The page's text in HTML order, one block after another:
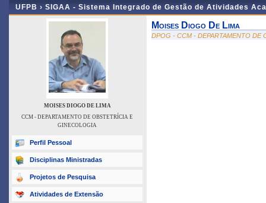
UFPB › SIGAA - Sistema Integrado de Gestão de Atividades
MOISES DIOGO DE LIMA
CCM - DEPARTAMENTO DE OBSTETRÍCIA E
GINECOLOGIA
Perfil Pessoal
Disciplinas Ministradas
Projetos de Pesquisa
Atividades de Extensão
Moises Diogo De Lima
DPOG - CCM - DEPARTAMENTO DE